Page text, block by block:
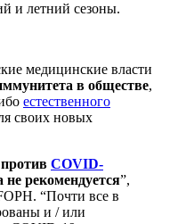
и летний сезоны.
медицинские власти
в обществе,
естественного
своих новых
COVID-
не рекомендуется”,
“Почти все в
и / или